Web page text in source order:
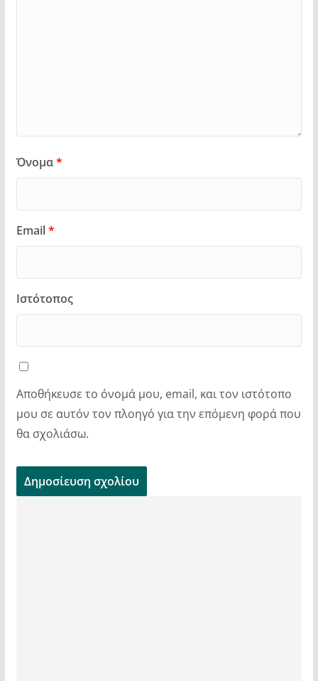
Όνομα*
Email*
Ιστότοπος
Αποθήκευσε το όνομά μου, email, και τον ιστότοπο
μου σε αυτόν τον πλοηγό για την επόμενη φορά που
θα σχολιάσω.